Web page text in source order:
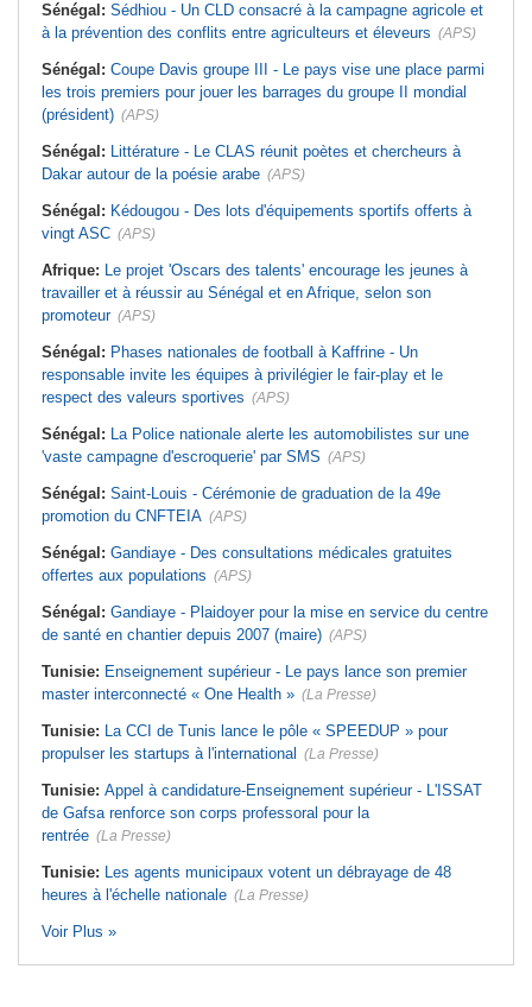
Sénégal: Sédhiou - Un CLD consacré à la campagne agricole et
à la prévention des conflits entre agriculteurs et éleveurs (APS)
Sénégal: Coupe Davis groupe III - Le pays vise une place parmi
les trois premiers pour jouer les barrages du groupe II mondial
(président) (APS)
Sénégal: Littérature - Le CLAS réunit poètes et chercheurs à
Dakar autour de la poésie arabe (APS)
Sénégal: Kédougou - Des lots d'équipements sportifs offerts à
vingt ASC (APS)
Afrique: Le projet 'Oscars des talents' encourage les jeunes à
travailler et à réussir au Sénégal et en Afrique, selon son
promoteur (APS)
Sénégal: Phases nationales de football à Kaffrine - Un
responsable invite les équipes à privilégier le fair-play et le
respect des valeurs sportives (APS)
Sénégal: La Police nationale alerte les automobilistes sur une
'vaste campagne d'escroquerie' par SMS (APS)
Sénégal: Saint-Louis - Cérémonie de graduation de la 49e
promotion du CNFTEIA (APS)
Sénégal: Gandiaye - Des consultations médicales gratuites
offertes aux populations (APS)
Sénégal: Gandiaye - Plaidoyer pour la mise en service du centre
de santé en chantier depuis 2007 (maire) (APS)
Tunisie: Enseignement supérieur - Le pays lance son premier
master interconnecté « One Health » (La Presse)
Tunisie: La CCI de Tunis lance le pôle « SPEEDUP » pour
propulser les startups à l'international (La Presse)
Tunisie: Appel à candidature-Enseignement supérieur - L'ISSAT
de Gafsa renforce son corps professoral pour la
rentrée (La Presse)
Tunisie: Les agents municipaux votent un débrayage de 48
heures à l'échelle nationale (La Presse)
Voir Plus »